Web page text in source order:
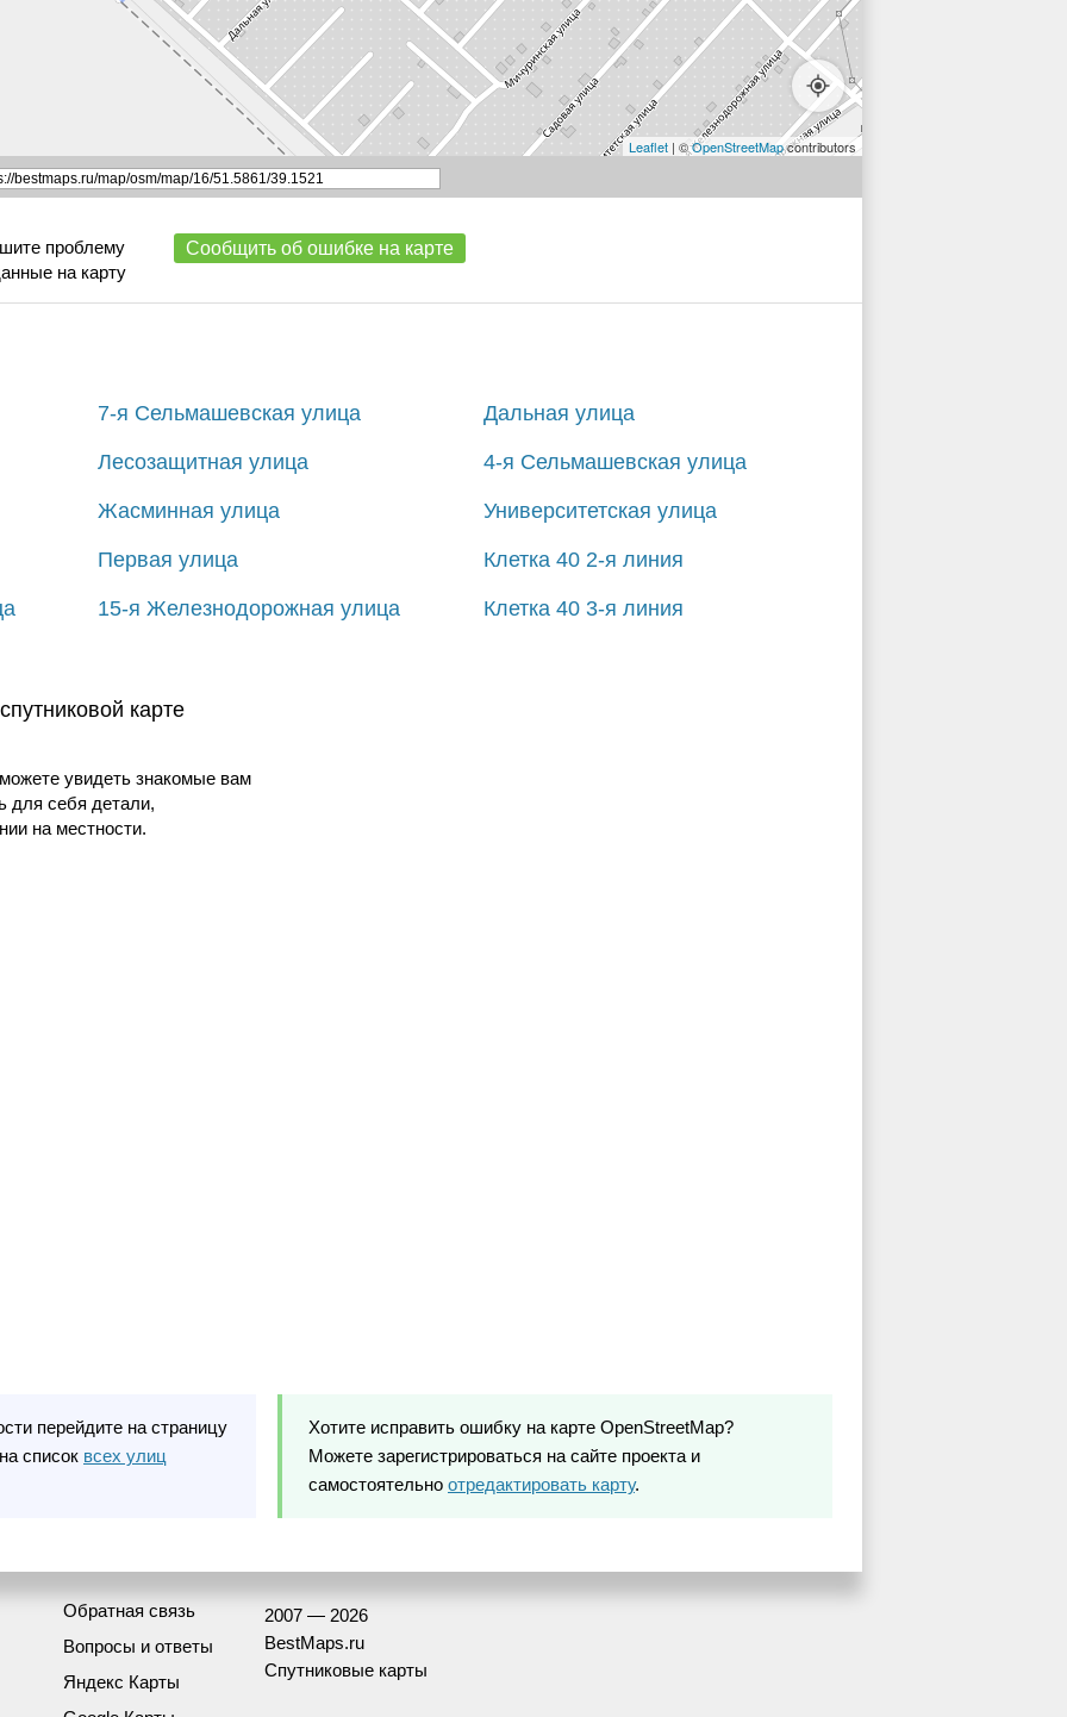
Leaflet | ©OpenStreetMapcontributors
проблему
на карту
Сообщить об ошибке на карте
7-я Сельмашевская улица Дальная улица
Лесозащитная улица 4-я Сельмашевская улица
Жасминная улица Университетская улица
Первая улица Клетка 40 2-я линия
15-я Железнодорожная улица Клетка 40 3-я линия
карте
увидеть знакомые вам
для себя детали,
на местности.
перейдите на страницу
список всех улиц
Хотите исправить ошибку на карте OpenStreetMap?
Можете зарегистрироваться на сайте проекта и
самостоятельно отредактировать карту.
Обратная связь
Вопросы и ответы
Яндекс Карты
2007 — 2026
BestMaps.ru
Спутниковые карты